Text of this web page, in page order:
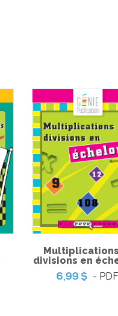
divisions en
6,99 $ - PDF